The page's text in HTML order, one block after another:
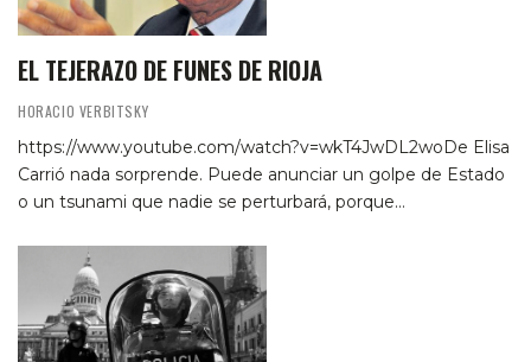
EL TEJERAZO DE FUNES DE RIOJA
HORACIO VERBITSKY
https://www.youtube.com/watch?v=wkT4JwDL2woDe Elisa
Carrió nada sorprende. Puede anunciar un golpe de Estado
o un tsunami que nadie se perturbará, porque…